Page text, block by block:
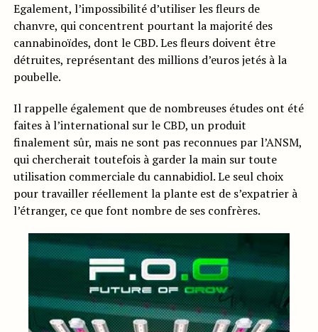
Egalement, l’impossibilité d’utiliser les fleurs de
chanvre, qui concentrent pourtant la majorité des
cannabinoïdes, dont le CBD. Les fleurs doivent être
détruites, représentant des millions d’euros jetés à la
poubelle.
Il rappelle également que de nombreuses études ont été
faites à l’international sur le CBD, un produit
finalement sûr, mais ne sont pas reconnues par l’ANSM,
qui chercherait toutefois à garder la main sur toute
utilisation commerciale du cannabidiol. Le seul choix
pour travailler réellement la plante est de s’expatrier à
l’étranger, ce que font nombre de ses confrères.